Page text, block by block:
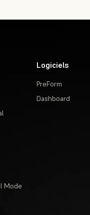
Mode
Logiciels
PreForm
Dashboard